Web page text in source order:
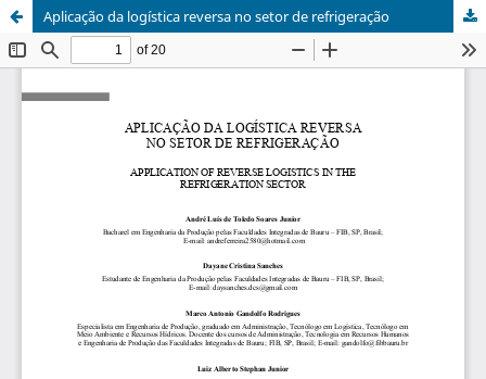
Aplicação da logística reversa no setor de refrigeração